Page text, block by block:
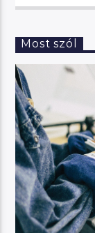
Most szól